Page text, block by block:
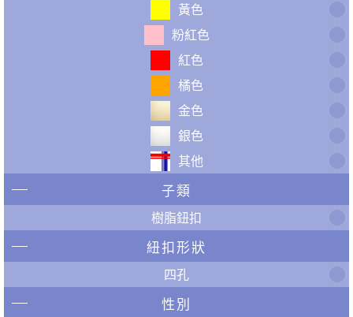
黃色
粉紅色
紅色
橘色
金色
銀色
其他
子類
樹脂鈕扣
紐扣形狀
四孔
性別